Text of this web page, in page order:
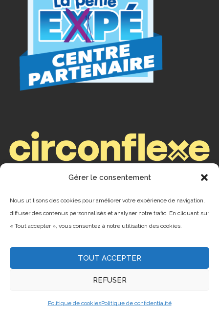
Gérer le consentement
Nous utilisons des cookies pour améliorer votre expérience de navigation,
diffuser des contenus personnalisés et analyser notre trafic. En cliquant sur
« Tout accepter », vous consentez à notre utilisation des cookies.
TOUT ACCEPTER
REFUSER
Politique de cookiesPolitique de confidentialité
ENREGISTREMENTS
Camping : ENR #199253
CITQ #075961